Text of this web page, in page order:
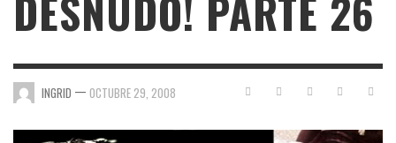
INGRID — OCTUBRE 29, 2008